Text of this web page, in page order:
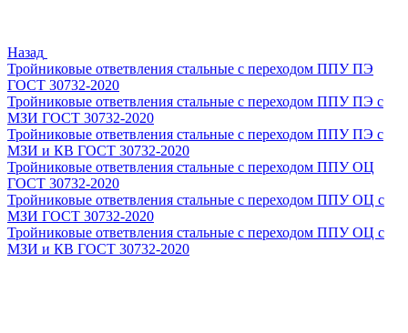
Назад
Тройниковые ответвления стальные с переходом ППУ ПЭ
ГОСТ 30732-2020
Тройниковые ответвления стальные с переходом ППУ ПЭ с
МЗИ ГОСТ 30732-2020
Тройниковые ответвления стальные с переходом ППУ ПЭ с
МЗИ и КВ ГОСТ 30732-2020
Тройниковые ответвления стальные с переходом ППУ ОЦ
ГОСТ 30732-2020
Тройниковые ответвления стальные с переходом ППУ ОЦ с
МЗИ ГОСТ 30732-2020
Тройниковые ответвления стальные с переходом ППУ ОЦ с
МЗИ и КВ ГОСТ 30732-2020